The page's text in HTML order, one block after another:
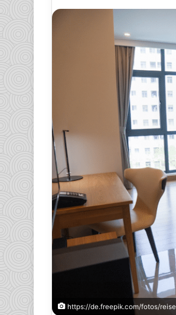
https://de.freepik.com/fotos/